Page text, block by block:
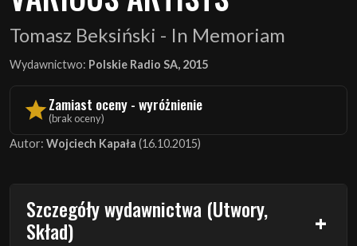
Tomasz Beksiński - In Memoriam
Wydawnictwo: Polskie Radio SA, 2015
Zamiast oceny - wyróżnienie
(brak oceny)
Autor: Wojciech Kapała (16.10.2015)
Szczegóły wydawnictwa (Utwory,
Skład)